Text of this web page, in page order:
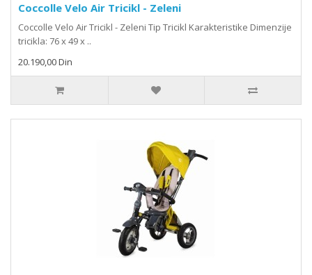
Coccolle Velo Air Tricikl - Zeleni
Coccolle Velo Air Tricikl - Zeleni Tip Tricikl Karakteristike Dimenzije
tricikla: 76 x 49 x ..
20.190,00 Din